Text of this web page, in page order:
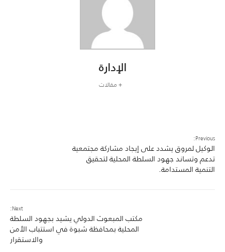
الإدارة
+ مقالات
Previous:
الوكيل لمروق يشدد على إيجاد مشاركة مجتمعية
تدعم وتساند جهود السلطة المحلية لتحقيق
التنمية المستدامة.
Next:
مكتب المبعوث الدولي يشيد بجهود السلطة
المحلية بمحافظة شبوة في استتباب الأمن
والاستقرار